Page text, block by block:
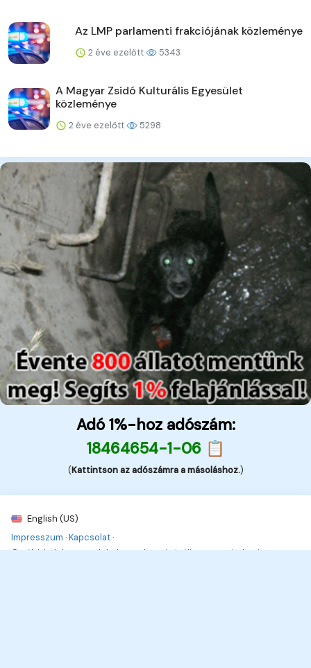
Az LMP parlamenti frakciójának közleménye
2 éve ezelőtt 5343
A Magyar Zsidó Kulturális Egyesület
közleménye
2 éve ezelőtt 5298
Adó 1%-hoz adószám:
18464654-1-06 📋
(Kattintson az adószámra a másoláshoz.)
English (US)
Impresszum ·Kapcsolat ·
© Kék hírek, bűnügyek, balesetek - Kriminális 2026. Minden jog